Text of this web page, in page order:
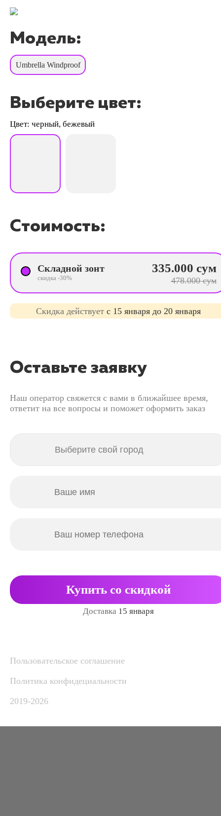
Модель:
Umbrella Windproof
Выберите цвет:
Цвет: черный, бежевый
Стоимость:
Складной зонт
скидка -30%
335.000 сум
478.000 сум
Cкидка действует с 15 января до 20 января
Оставьте заявку
Наш оператор свяжется с вами в ближайшее время,
ответит на все вопросы и поможет оформить заказ
Купить со скидкой
Доставка 15 января
Пользовательское соглашение
Политика конфидециальности
2019-2026